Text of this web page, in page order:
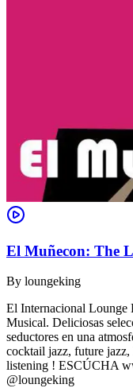
El Muñecon: The
By loungeking
El Internacional Lounge
Musical. Deliciosas
seductores en una
cocktail jazz, future jazz,
listening ! ESCÚCHA
@loungeking